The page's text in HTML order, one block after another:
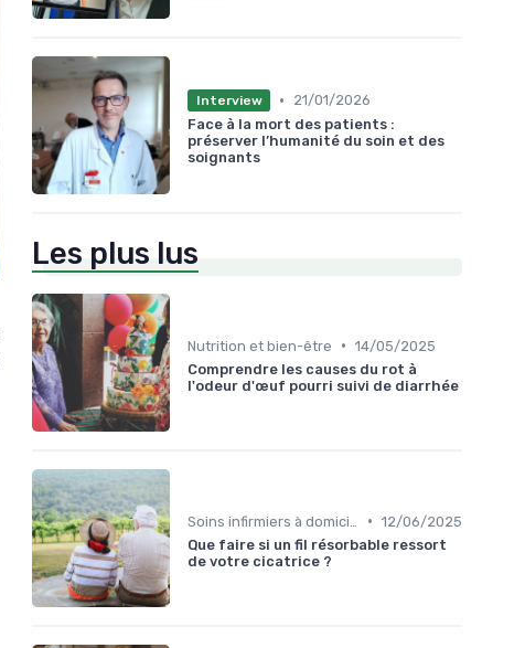
Interview •
21/01/2026
Face à la mort des patients :
préserver l’humanité du soin et des
soignants
Les plus lus
Nutrition et bien-être • 14/05/2025
Comprendre les causes du rot à
l'odeur d'œuf pourri suivi de diarrhée
• 12/06/2025
Que faire si un fil résorbable ressort
de votre cicatrice ?